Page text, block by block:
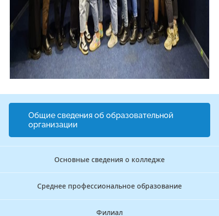
Общие сведения об образовательной
организации
Основные сведения о колледже
Среднее профессиональное образование
Филиал